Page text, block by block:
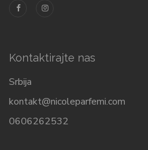
Kontaktirajte nas
Srbija
kontakt@nicoleparfemi.com
0606262532